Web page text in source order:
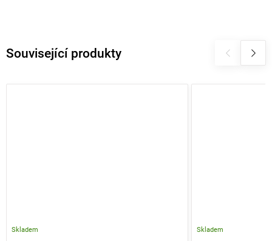
Související produkty
Skladem Skladem